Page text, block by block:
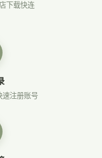
下载快连
速注册账号